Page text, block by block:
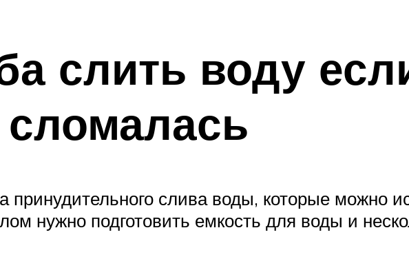
слить воду
принудительного слива воды, которые можно
нужно подготовить емкость для воды и